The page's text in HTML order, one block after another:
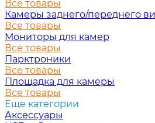
Все товары
Камеры заднего/переднего
Все товары
Мониторы для камер
Все товары
Парктроники
Все товары
Площадка для камеры
Все товары
Еще категории
Аксессуары